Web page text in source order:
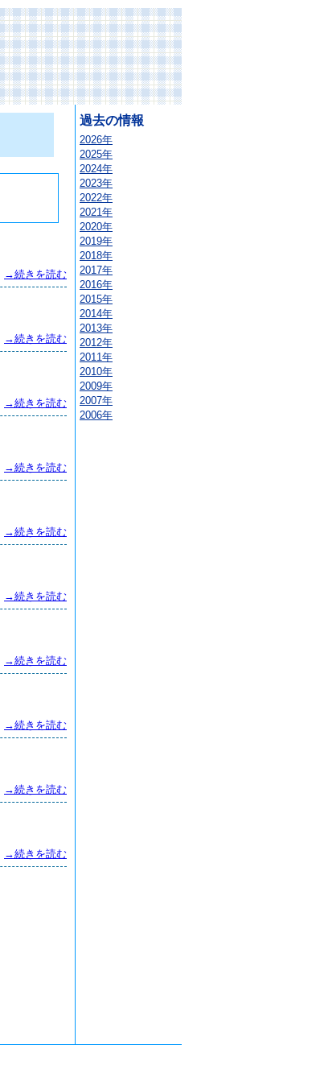
→続きを読む
→続きを読む
→続きを読む
→続きを読む
→続きを読む
→続きを読む
→続きを読む
→続きを読む
→続きを読む
→続きを読む
過去の情報
2026年
2025年
2024年
2023年
2022年
2021年
2020年
2019年
2018年
2017年
2016年
2015年
2014年
2013年
2012年
2011年
2010年
2009年
2007年
2006年